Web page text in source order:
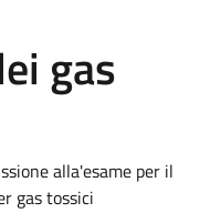
gas
alla'esame per il
gas tossici